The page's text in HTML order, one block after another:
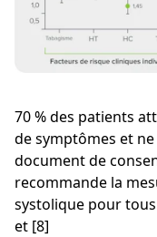
70 % des patients
de symptômes et
document de
recommande la
systolique pour tous
et [8]